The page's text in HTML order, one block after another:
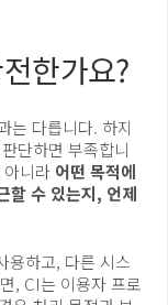
한가요?
는 다릅니다. 하지
단하면 부족합니
니라 어떤 목적에
할 수 있는지, 언제
용하고, 다른 시스
, CI는 이용자 프로